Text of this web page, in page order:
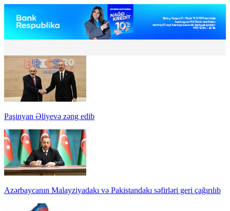
Paşinyan Əliyevə zəng edib
Azərbaycanın Malayziyadakı və Pakistandakı səfirləri geri çağırılıb